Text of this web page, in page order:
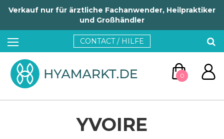
Verkauf nur für ärztliche Fachanwender, Heilpraktiker
und Großhändler
CONTACT / HILFE
0
YVOIRE